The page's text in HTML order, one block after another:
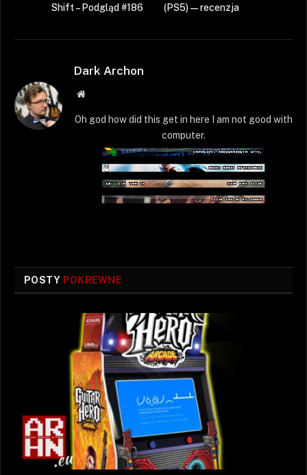
Shift – Podgląd #186
(PS5) — recenzja
Dark Archon
Strona
Oh god how did this get in here I am not good with
computer.
POSTY POKREWNE